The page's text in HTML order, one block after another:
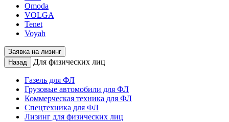
Omoda
VOLGA
Tenet
Voyah
Заявка на лизинг
Назад
Для физических лиц
Газель для ФЛ
Грузовые автомобили для ФЛ
Коммерческая техника для ФЛ
Спецтехника для ФЛ
Лизинг для физических лиц